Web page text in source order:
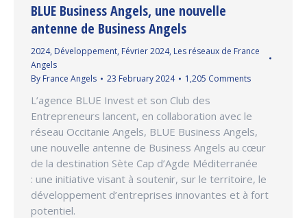
BLUE Business Angels, une nouvelle
antenne de Business Angels
2024, Développement, Février 2024, Les réseaux de France
Angels
By France Angels 23 February 2024 1,205 Comments
L’agence BLUE Invest et son Club des
Entrepreneurs lancent, en collaboration avec le
réseau Occitanie Angels, BLUE Business Angels,
une nouvelle antenne de Business Angels au cœur
de la destination Sète Cap d’Agde Méditerranée
: une initiative visant à soutenir, sur le territoire, le
développement d’entreprises innovantes et à fort
potentiel.